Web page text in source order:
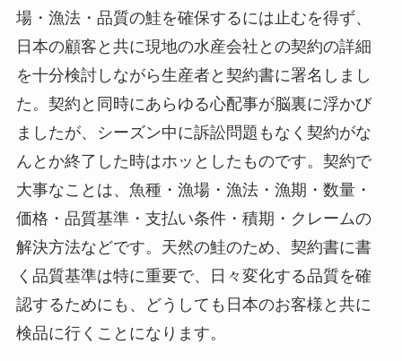
場・漁法・品質の鮭を確保するには止むを得ず、
日本の顧客と共に現地の水産会社との契約の詳細
を十分検討しながら生産者と契約書に署名しまし
た。契約と同時にあらゆる心配事が脳裏に浮かび
ましたが、シーズン中に訴訟問題もなく契約がな
んとか終了した時はホッとしたものです。契約で
大事なことは、魚種・漁場・漁法・漁期・数量・
価格・品質基準・支払い条件・積期・クレームの
解決方法などです。天然の鮭のため、契約書に書
く品質基準は特に重要で、日々変化する品質を確
認するためにも、どうしても日本のお客様と共に
検品に行くことになります。